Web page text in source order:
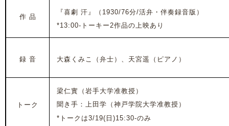
作 品
『喜劇 汗』
（1930/76分/活弁・伴奏録音版）
*13:00-トーキー2作品の上映あり
録 音 大森くみこ（弁士）、天宮遥（ピアノ）
トーク
梁仁實（岩手大学准教授）
聞き手：上田学（神戸学院大学准教授）
*トークは3/19(日)15:30-のみ